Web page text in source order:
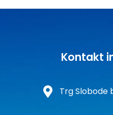
Kontakt
Trg Slobode